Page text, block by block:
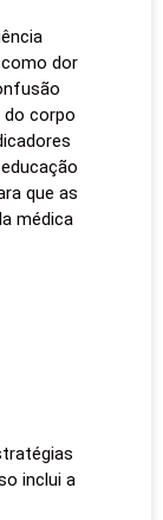
dor
do corpo
que as
médica
inclui a